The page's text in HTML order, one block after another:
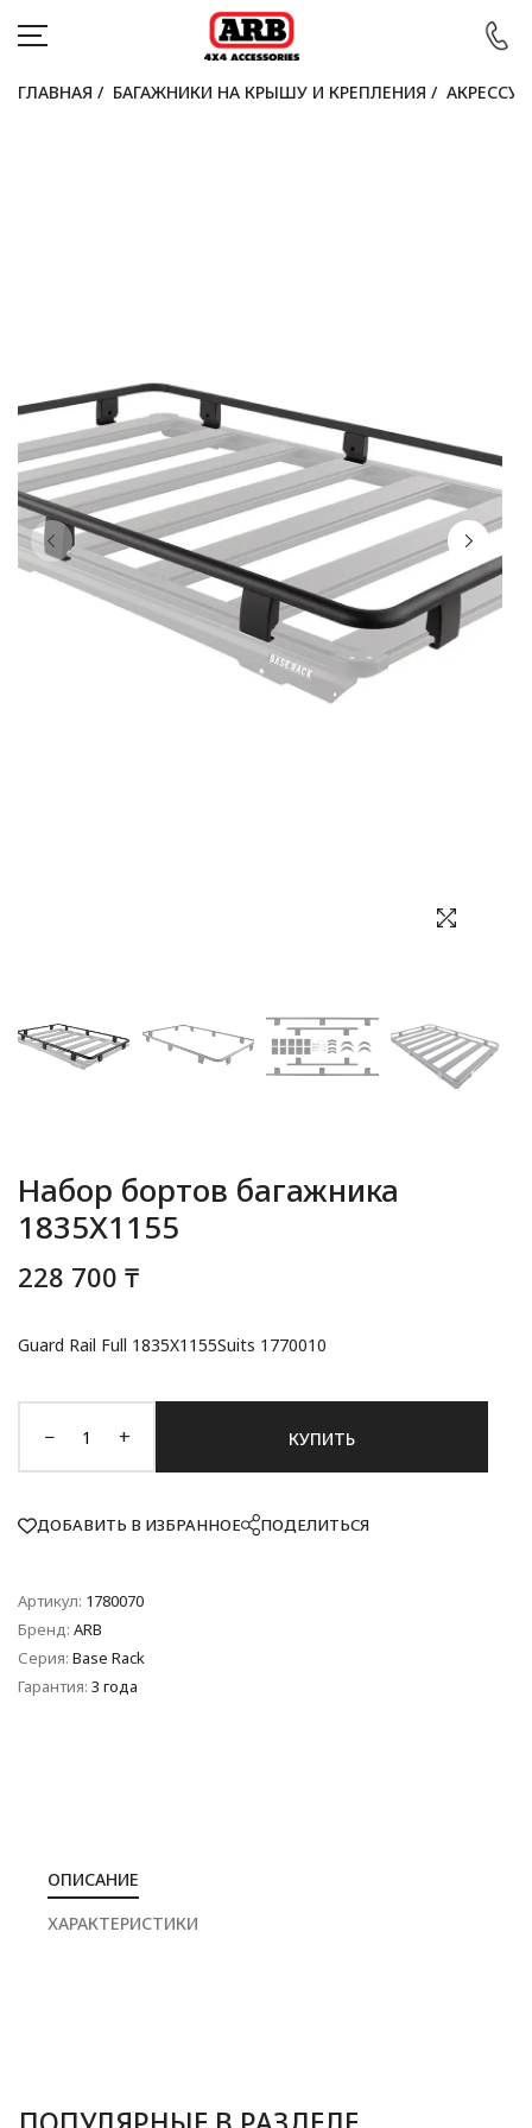
ПОКУПАТЕЛЯМ
КОНТАКТЫ
Войти
Выбор языка
ГЛАВНАЯ / БАГАЖНИКИ НА КРЫШУ И КРЕПЛЕНИЯ /
Набор бортов багажника
1835X1155
228 700 ₸
Guard Rail Full 1835X1155Suits 1770010
− + КУПИТЬ
ДОБАВИТЬ В ИЗБРАННОЕ ПОДЕЛИТЬСЯ
Артикул: 1780070
Бренд: ARB
Серия: Base Rack
Гарантия: 3 года
ОПИСАНИЕ
ХАРАКТЕРИСТИКИ